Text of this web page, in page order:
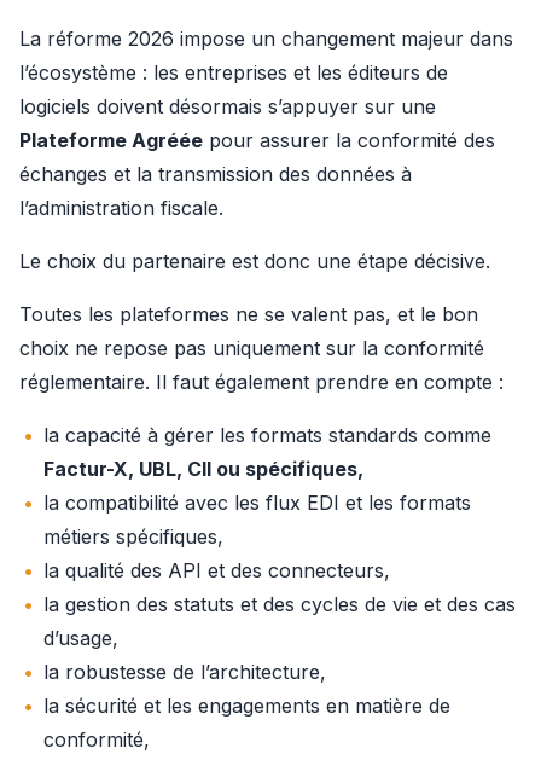
La réforme 2026 impose un changement majeur dans
l’écosystème : les entreprises et les éditeurs de
logiciels doivent désormais s’appuyer sur une
Plateforme Agréée pour assurer la conformité des
échanges et la transmission des données à
l’administration fiscale.
Le choix du partenaire est donc une étape décisive.
Toutes les plateformes ne se valent pas, et le bon
choix ne repose pas uniquement sur la conformité
réglementaire. Il faut également prendre en compte :
la capacité à gérer les formats standards comme
Factur-X, UBL, CII ou spécifiques,
la compatibilité avec les flux EDI et les formats
métiers spécifiques,
la qualité des API et des connecteurs,
la gestion des statuts et des cycles de vie et des cas
d’usage,
la robustesse de l’architecture,
la sécurité et les engagements en matière de
conformité,